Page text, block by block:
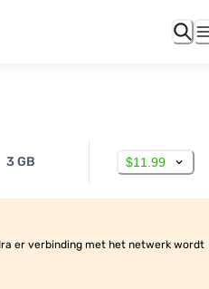
3 GB $11.99
er verbinding met het netwerk wordt